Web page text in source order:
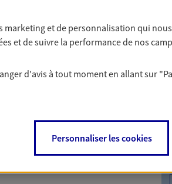
patrimoine
diversifier vos
marketing et de personnalisation qui
et de suivre la performance de nos
d'avis à tout moment en allant sur
Personnaliser les cookies